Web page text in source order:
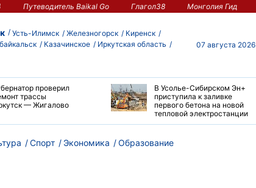
Путеводитель Baikal Go Глагол38 Монголия Гид
Усть-Илимск Железногорск
Киренск
Казачинское
Иркутская область
07 августа 2026
проверил
трассы
— Жигалово
В Усолье-Сибирском Эн+
приступила к заливке
первого бетона на новой
тепловой электростанции
Спорт Экономика Образование